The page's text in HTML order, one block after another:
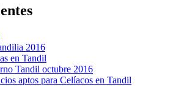
2016
en Tandil
Tandil octubre 2016
aptos para Celíacos en Tandil